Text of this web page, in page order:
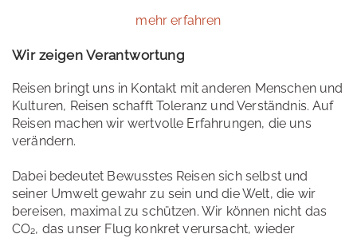
mehr erfahren
Wir zeigen Verantwortung
Reisen bringt uns in Kontakt mit anderen Menschen und
Kulturen, Reisen schafft Toleranz und Verständnis. Auf
Reisen machen wir wertvolle Erfahrungen, die uns
verändern.
Dabei bedeutet Bewusstes Reisen sich selbst und
seiner Umwelt gewahr zu sein und die Welt, die wir
bereisen, maximal zu schützen. Wir können nicht das
CO₂, das unser Flug konkret verursacht, wieder